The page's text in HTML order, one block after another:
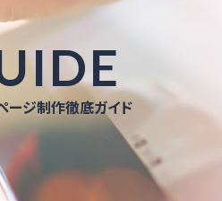
ージ制作徹底ガイド